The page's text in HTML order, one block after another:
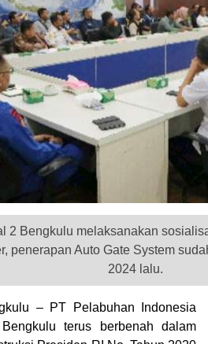
2 Bengkulu melaksanakan
penerapan Auto Gate System
2024 lalu.
– PT Pelabuhan Indonesia
terus berbenah dalam